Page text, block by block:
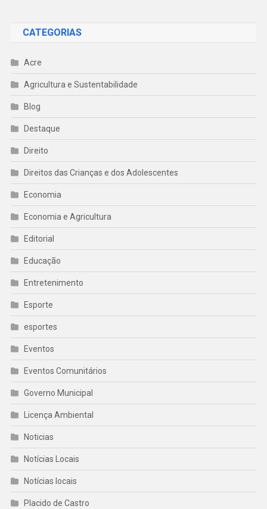
CATEGORIAS
Acre
Agricultura e Sustentabilidade
Blog
Destaque
Direito
Direitos das Crianças e dos Adolescentes
Economia
Economia e Agricultura
Editorial
Educação
Entretenimento
Esporte
esportes
Eventos
Eventos Comunitários
Governo Municipal
Licença Ambiental
Noticias
Notícias Locais
Notícias locais
Placido de Castro